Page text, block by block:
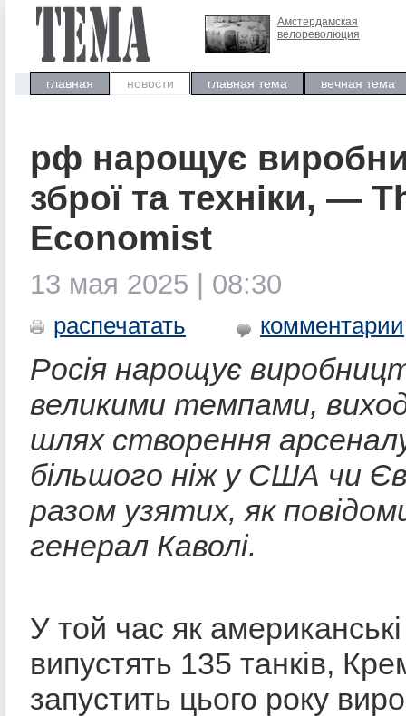
Амстердамская
велореволюция
главная новости главная тема вечная тема
рф нарощує
зброї та техніки, —
Economist
13 мая 2025 | 08:30
распечатать комментарии
Росія нарощує
великими темпами,
шлях створення
більшого ніж у США чи
разом узятих, як
генерал Каволі.
У той час як
випустять 135 танків,
запустить цього року